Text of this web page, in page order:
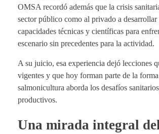
OMSA recordó además que la crisis
sector público como al privado a desarrollar
capacidades técnicas y científicas para
escenario sin precedentes para la actividad.
A su juicio, esa experiencia dejó lecciones
vigentes y que hoy forman parte de la
salmonicultura aborda los desafíos
productivos.
Una mirada integral